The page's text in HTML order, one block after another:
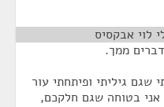
לוי אבקסיס
ממך.
גיליתי ופיתחתי עור
בטוחה שגם חלקכם,